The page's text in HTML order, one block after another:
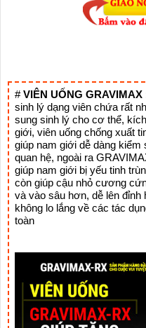
# VIÊN UỐNG GRAVIMAX
sinh lý dạng viên chứa rất
sung sinh lý cho cơ thể,
giới, viên uống chống xuất
giúp nam giới dễ dàng kiểm
quan hệ, ngoài ra
giúp nam giới bị yếu tinh
còn giúp cậu nhỏ cương
và vào sâu hơn, dễ lên
không lo lắng về các tác
toàn